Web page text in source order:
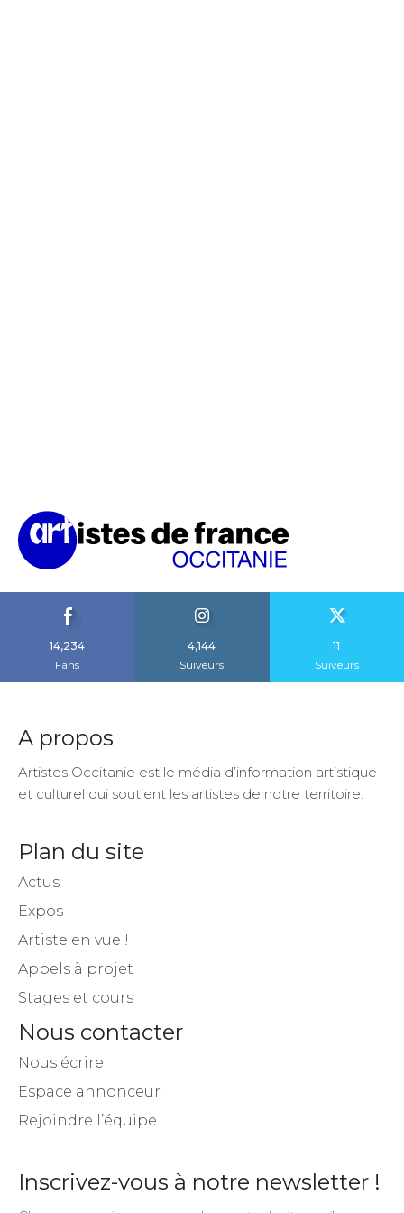
14,234
Fans
4,144
Suiveurs
11
Suiveurs
A propos
Artistes Occitanie est le média d’information artistique
et culturel qui soutient les artistes de notre territoire.
Plan du site
Actus
Expos
Artiste en vue !
Appels à projet
Stages et cours
Nous contacter
Nous écrire
Espace annonceur
Rejoindre l’équipe
Inscrivez-vous à notre newsletter !